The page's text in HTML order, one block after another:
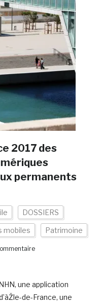
2017 des
permanents
DOSSIERS
mobiles Patrimoine
une application
de-France, une